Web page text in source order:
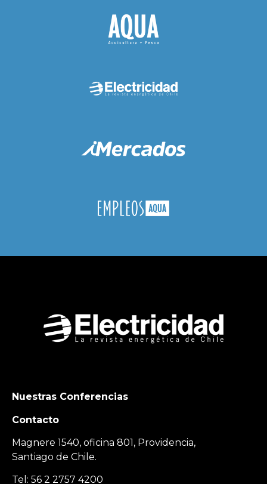
Nuestras Conferencias
Contacto
Magnere 1540, oficina 801, Providencia,
Santiago de Chile.
Tel: 56 2 2757 4200